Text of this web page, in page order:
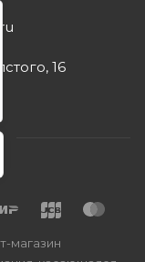
16
магазин